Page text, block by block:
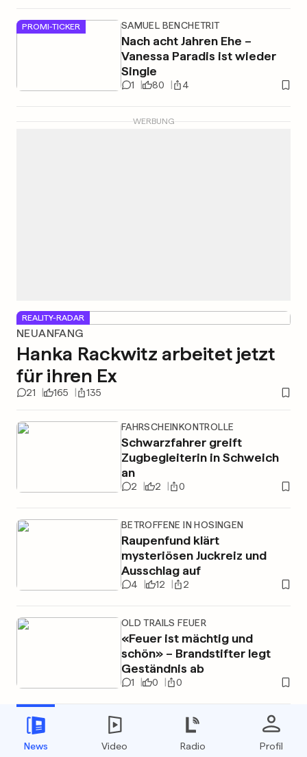
PROMI-TICKER SAMUEL BENCHETRIT
Nach acht Jahren Ehe –
Vanessa Paradis ist wieder
Single
1 80 4
WERBUNG
REALITY-RADAR
NEUANFANG
Hanka Rackwitz arbeitet jetzt
für ihren Ex
21 165 135
FAHRSCHEINKONTROLLE
Schwarzfahrer greift
Zugbegleiterin in Schweich
an
2 2 0
BETROFFENE IN HOSINGEN
Raupenfund klärt
mysteriösen Juckreiz und
Ausschlag auf
4 12 2
OLD TRAILS FEUER
«Feuer ist mächtig und
schön» – Brandstifter legt
Geständnis ab
1 0 0
+ DIASHOW VON SATELLITEN BIS ZELTEN
Erdbebenhilfe in Venezuela –
So war Luxemburgs Einsatz
News Video Radio Profil